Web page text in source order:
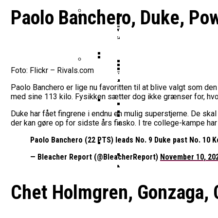
Oprustningen Begynder: Serbisk
EuroLeague-Udvidelse Vækker
Bakken Bears Åbner
Dansk Tenerife-
Dansk Tenerife-
Bakken Bears
EuroLeague Udvider
ALBA Berlin Siger
Danske Tobias
Danske Tobias Jensen
Wembanyamas EM-
Danmarks
Tyskland Er
Canada Vinder VM-
Breaking: Team USA
Basketball-OL 2024:
Ekstra Bladet Har Købt
BørneBasketFonden
Fra Drøm Til Virkelighed:
Medlemstal I Dansk Basket
Klumme
Morten Stig
Paolo Banchero, Duke,
Foto: Flickr – Rivals.com
Paolo Banchero er lige nu favoritten til at blive valgt som
med sine 113 kilo. Fysikken sætter dog ikke grænser for,
Duke har fået fingrene i endnu en mulig superstjerne. De
der kan gøre op for sidste års fiasko. I tre college-kampe
Paolo Banchero (22 PTS) leads No. 9 Duke past No. 10
— Bleacher Report (@BleacherReport) November 10,
Chet Holmgren, Gonzaga,